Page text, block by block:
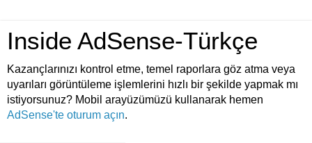
Inside AdSense-Türkçe
Kazançlarınızı kontrol etme, temel raporlara göz atma veya
uyarıları görüntüleme işlemlerini hızlı bir şekilde yapmak mı
istiyorsunuz? Mobil arayüzümüzü kullanarak hemen
AdSense'te oturum açın.